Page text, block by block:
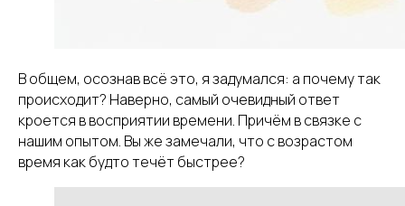
В общем, осознав всё это, я задумался: а почему так
происходит? Наверно, самый очевидный ответ
кроется в восприятии времени. Причём в связке с
нашим опытом. Вы же замечали, что с возрастом
время как будто течёт быстрее?